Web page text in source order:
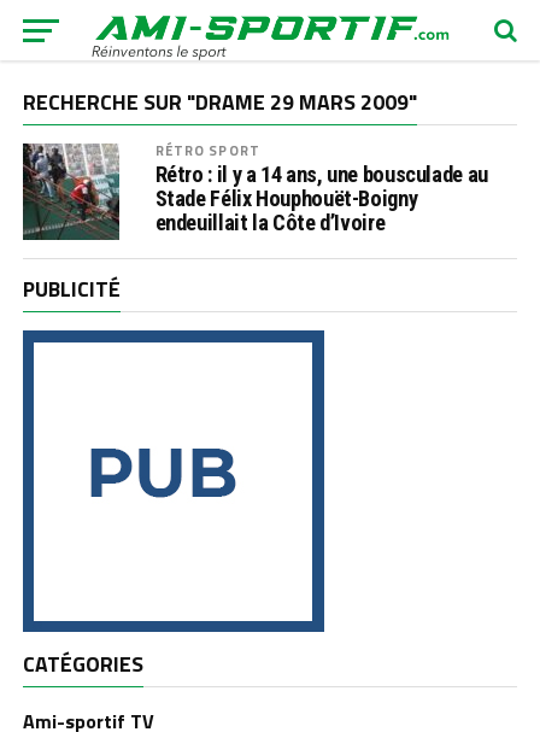
RECHERCHE SUR "DRAME 29 MARS 2009"
RÉTRO SPORT
Rétro : il y a 14 ans, une bousculade au
Stade Félix Houphouët-Boigny
endeuillait la Côte d’Ivoire
PUBLICITÉ
CATÉGORIES
Ami-sportif TV